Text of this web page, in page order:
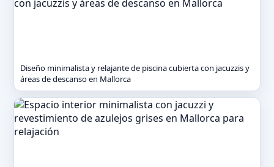
Diseño minimalista y relajante de piscina cubierta con jacuzzis y
áreas de descanso en Mallorca